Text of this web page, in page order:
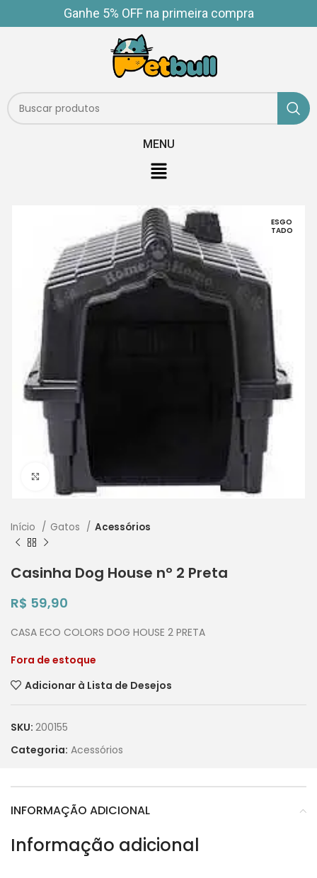
Ganhe 5% OFF na primeira compra
MENU
ESGO
TADO
Clique para ampliar
Início Gatos Acessórios
Casinha Dog House nº 2 Preta
R$ 59,90
CASA ECO COLORS DOG HOUSE 2 PRETA
Fora de estoque
Adicionar à Lista de Desejos
SKU: 200155
Categoria: Acessórios
INFORMAÇÃO ADICIONAL
Informação adicional